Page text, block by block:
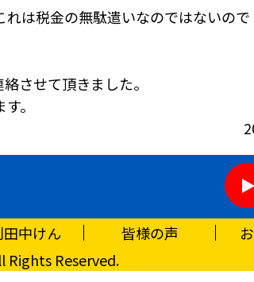
は税金の無駄遣いなのではないので
させて頂きました。
。
田中けん 皆様の声
Rights Reserved.